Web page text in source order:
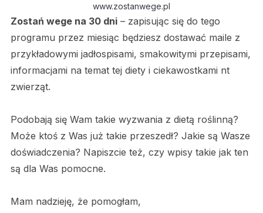
www.zostanwege.pl
Zostań wege na 30 dni– zapisując się do tego
programu przez miesiąc będziesz dostawać maile z
przykładowymi jadłospisami, smakowitymi przepisami,
informacjami na temat tej diety i ciekawostkami nt
zwierząt.
Podobają się Wam takie wyzwania z dietą roślinną?
Może ktoś z Was już takie przeszedł? Jakie są Wasze
doświadczenia? Napiszcie też, czy wpisy takie jak ten
są dla Was pomocne.
Mam nadzieję, że pomogłam,